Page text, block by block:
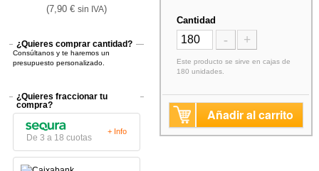
(7,90 €sin IVA)
¿Quieres comprar cantidad?
Consúltanos y te haremos un
presupuesto personalizado.
¿Quieres fraccionar tu
compra?
De 3 a 18 cuotas
+ Info
Cantidad
- +
Este producto se sirve en cajas de
180 unidades.
Añadir al carrito